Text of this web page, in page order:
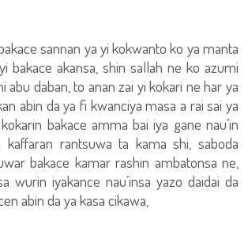
sannan ya yi kokwanto ko ya manta
bakace akansa, shin sallah ne ko azumi
abu daban, to anan zai yi kokari ne har ya
abin da ya fi kwanciya masa a rai sai ya
bakace amma bai iya gane nau’in
kaffaran rantsuwa ta kama shi, saboda
bakace kamar rashin ambatonsa ne,
wurin iyakance nau’insa yazo daidai da
abin da ya kasa cikawa,